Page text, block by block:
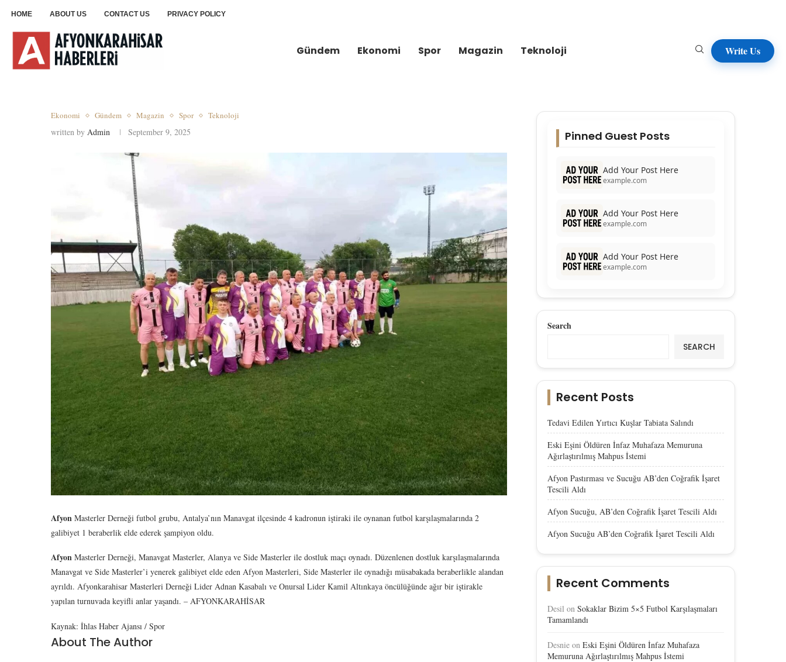
HOME ABOUT US CONTACT US PRIVACY POLICY
Gündem Ekonomi Spor Magazin Teknoloji Write Us
Ekonomi Gündem Magazin Spor Teknoloji
written by Admin September 9, 2025
Afyon Masterler Derneği futbol grubu, Antalya’nın Manavgat ilçesinde 4 kadronun iştiraki ile oynanan futbol karşılaşmalarında 2
galibiyet 1 beraberlik elde ederek şampiyon oldu.
Afyon Masterler Derneği, Manavgat Masterler, Alanya ve Side Masterler ile dostluk maçı oynadı. Düzenlenen dostluk karşılaşmalarında
Manavgat ve Side Masterler’i yenerek galibiyet elde eden Afyon Masterleri, Side Masterler ile oynadığı müsabakada beraberlikle alandan
ayrıldı. Afyonkarahisar Masterleri Derneği Lider Adnan Kasabalı ve Onursal Lider Kamil Altınkaya öncülüğünde ağır bir iştirakle
yapılan turnuvada keyifli anlar yaşandı. – AFYONKARAHİSAR
Kaynak: İhlas Haber Ajansı / Spor
About The Author
Pinned Guest Posts
Add Your Post Here
example.com
Add Your Post Here
example.com
Add Your Post Here
example.com
Search
SEARCH
Recent Posts
Tedavi Edilen Yırtıcı Kuşlar Tabiata Salındı
Eski Eşini Öldüren İnfaz Muhafaza Memuruna
Ağırlaştırılmış Mahpus İstemi
Afyon Pastırması ve Sucuğu AB’den Coğrafik İşaret
Tescili Aldı
Afyon Sucuğu, AB’den Coğrafik İşaret Tescili Aldı
Afyon Sucuğu AB’den Coğrafik İşaret Tescili Aldı
Recent Comments
Desil on Sokaklar Bizim 5×5 Futbol Karşılaşmaları
Tamamlandı
Desnie on Eski Eşini Öldüren İnfaz Muhafaza
Memuruna Ağırlaştırılmış Mahpus İstemi